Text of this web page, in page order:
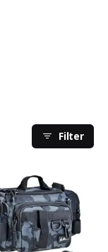
Filter